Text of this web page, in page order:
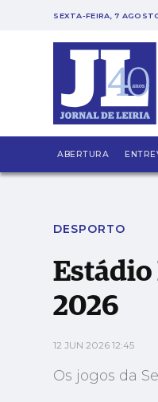
SEXTA-FEIRA, 7
ABERTURA
Estádio
DESPORTO
2026
12 JUN 2026 12:45
Os jogos da